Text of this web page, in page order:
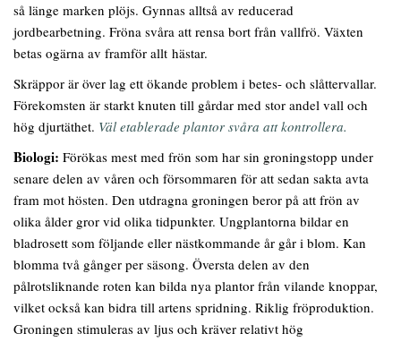
så länge marken plöjs. Gynnas alltså av reducerad
jordbearbetning. Fröna svåra att rensa bort från vallfrö. Växten
betas ogärna av framför allt hästar.
Skräppor är över lag ett ökande problem i betes- och slåttervallar.
Förekomsten är starkt knuten till gårdar med stor andel vall och
hög djurtäthet. Väl etablerade plantor svåra att kontrollera.
Biologi: Förökas mest med frön som har sin groningstopp under
senare delen av våren och försommaren för att sedan sakta avta
fram mot hösten. Den utdragna groningen beror på att frön av
olika ålder gror vid olika tidpunkter. Ungplantorna bildar en
bladrosett som följande eller nästkommande år går i blom. Kan
blomma två gånger per säsong. Översta delen av den
pålrotsliknande roten kan bilda nya plantor från vilande knoppar,
vilket också kan bidra till artens spridning. Riklig fröproduktion.
Groningen stimuleras av ljus och kräver relativt hög